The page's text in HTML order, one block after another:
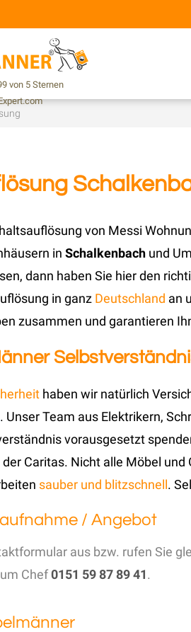
von 5 Sternen
von Messi
in Schalkenbach und
dann haben Sie hier den
in ganz Deutschland an
zusammen und garantieren
haben wir natürlich
. Unser Team aus Elektrikern,
vorausgesetzt
Caritas. Nicht alle Möbel
sauber und blitzschnell.
/ Angebot
aus bzw. rufen Sie
Chef0151 59 87 89 41.